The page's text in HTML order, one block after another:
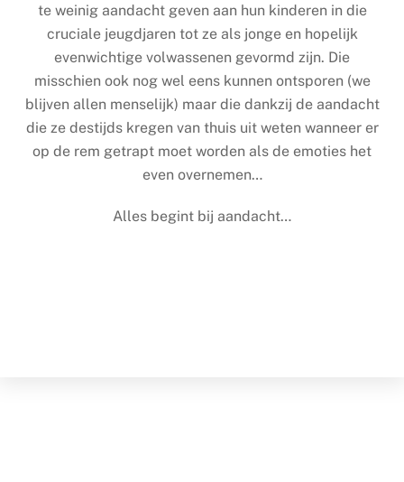
te weinig aandacht geven aan hun kinderen in die
cruciale jeugdjaren tot ze als jonge en hopelijk
evenwichtige volwassenen gevormd zijn. Die
misschien ook nog wel eens kunnen ontsporen (we
blijven allen menselijk) maar die dankzij de aandacht
die ze destijds kregen van thuis uit weten wanneer er
op de rem getrapt moet worden als de emoties het
even overnemen…
Alles begint bij aandacht…